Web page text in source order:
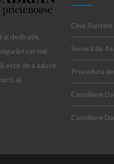
și dedicație.
cei mai
este de a aduce
al
Cine Suntem
Servicii de
Procedura
Consiliere
Consiliere